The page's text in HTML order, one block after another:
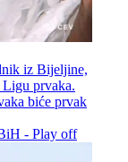
iz Bijeljine,
Ligu prvaka.
biće prvak
- Play off